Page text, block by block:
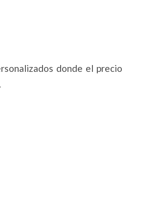
donde el precio